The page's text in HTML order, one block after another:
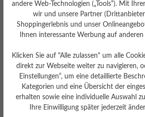
Fußbett
Filzeinlegesohle
andere Web-Technologien („Tools“). Mit
wir und unsere Partner
Shoppingerlebnis und unser
Ihnen interessante Werbung auf anderen
Klicken Sie auf "Alle zulassen" um alle
direkt zur Webseite weiter zu navigieren,
Einstellungen“, um eine detaillierte
Kategorien und eine Übersicht der
erhalten sowie eine individuelle Auswahl
Ihre Einwilligung später jederzeit